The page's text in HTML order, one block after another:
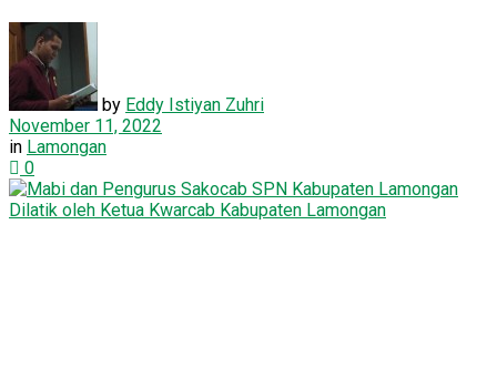
by Eddy Istiyan Zuhri
November 11, 2022
in Lamongan
0